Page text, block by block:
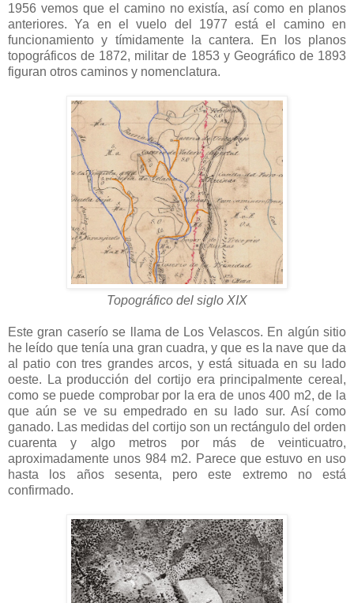
1956 vemos que el camino no existía, así como en planos
anteriores. Ya en el vuelo del 1977 está el camino en
funcionamiento y tímidamente la cantera. En los planos
topográficos de 1872, militar de 1853 y Geográfico de 1893
figuran otros caminos y nomenclatura.
Topográfico del siglo XIX
Este gran caserío se llama de Los Velascos. En algún sitio
he leído que tenía una gran cuadra, y que es la nave que da
al patio con tres grandes arcos, y está situada en su lado
oeste. La producción del cortijo era principalmente cereal,
como se puede comprobar por la era de unos 400 m2, de la
que aún se ve su empedrado en su lado sur. Así como
ganado. Las medidas del cortijo son un rectángulo del orden
cuarenta y algo metros por más de veinticuatro,
aproximadamente unos 984 m2. Parece que estuvo en uso
hasta los años sesenta, pero este extremo no está
confirmado.